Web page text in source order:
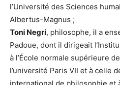
l’Université des Sciences
Albertus-Magnus ;
Toni Negri, philosophe, il a
Padoue, dont il dirigeait
à l’École normale supérieure
l’université Paris VII et à celle
international de philosophie et